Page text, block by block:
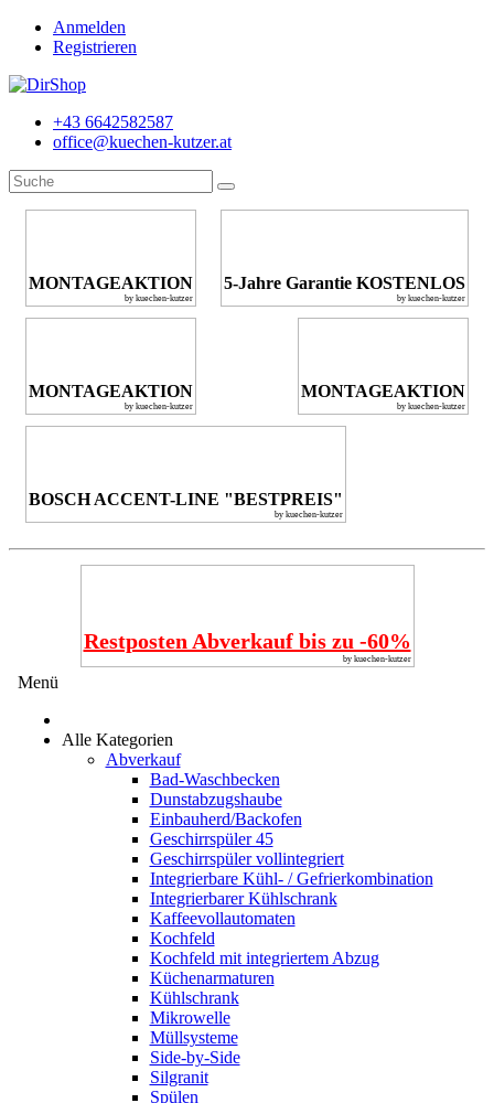
Anmelden
Registrieren
+43 6642582587
office@kuechen-kutzer.at
MONTAGEAKTION
by kuechen-kutzer
5-Jahre Garantie KOSTENLOS
by kuechen-kutzer
MONTAGEAKTION
by kuechen-kutzer
MONTAGEAKTION
by kuechen-kutzer
BOSCH ACCENT-LINE "BESTPREIS"
by kuechen-kutzer
Restposten Abverkauf bis zu -60%
by kuechen-kutzer
Menü
Alle Kategorien
Abverkauf
Bad-Waschbecken
Dunstabzugshaube
Einbauherd/Backofen
Geschirrspüler 45
Geschirrspüler vollintegriert
Integrierbare Kühl- / Gefrierkombination
Integrierbarer Kühlschrank
Kaffeevollautomaten
Kochfeld
Kochfeld mit integriertem Abzug
Küchenarmaturen
Kühlschrank
Mikrowelle
Müllsysteme
Side-by-Side
Silgranit
Spülen